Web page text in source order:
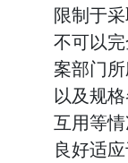
限制于
不可以
案部门
以及规
互用等情
良好适